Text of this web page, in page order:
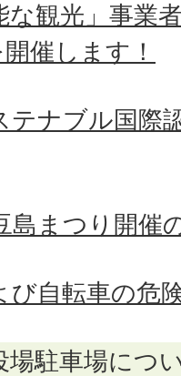
な観光」事業
催します！
テナブル国際
島まつり開催
び自転車の危
場駐車場につ